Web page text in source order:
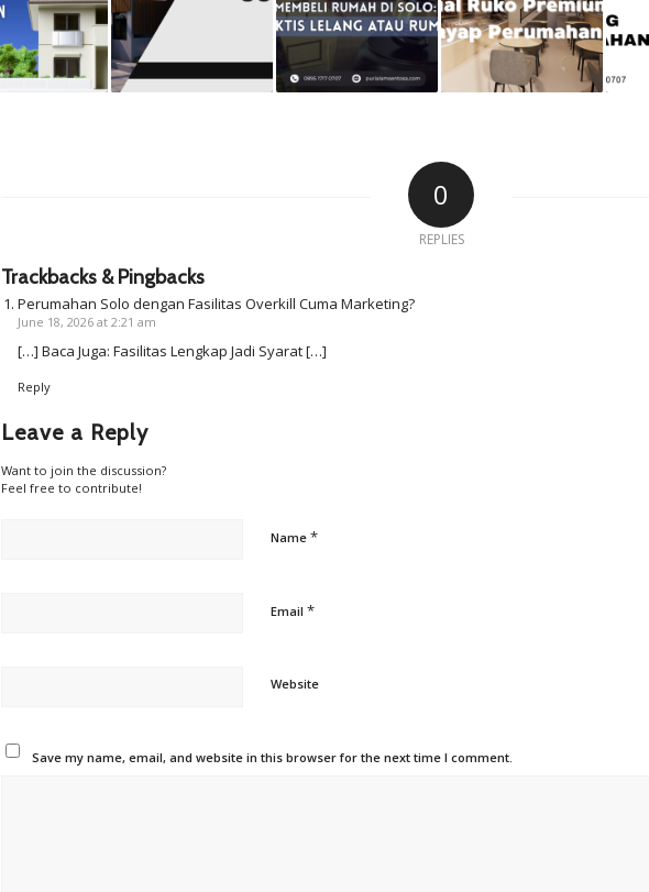
0
REPLIES
Trackbacks & Pingbacks
Perumahan Solo dengan Fasilitas Overkill Cuma Marketing?
June 18, 2026 at 2:21 am
[…] Baca Juga: Fasilitas Lengkap Jadi Syarat […]
Reply
Leave a Reply
Want to join the discussion?
Feel free to contribute!
Name *
Email *
Website
Save my name, email, and website in this browser for the next time I comment.